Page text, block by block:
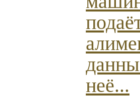
неё...